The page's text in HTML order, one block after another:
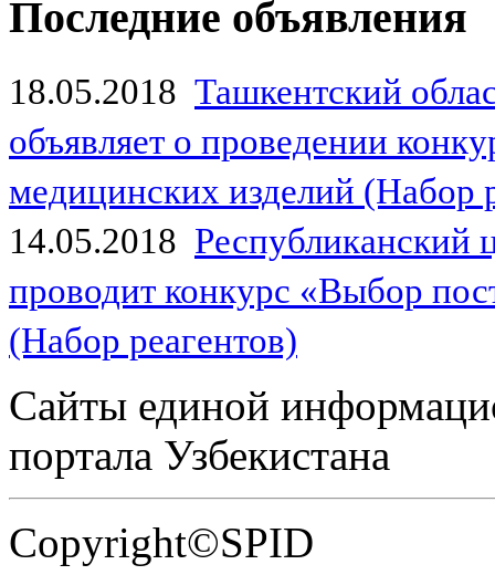
Последние объявления
18.05.2018 Ташкентский
объявляет о проведении
медицинских изделий (Набор
14.05.2018
проводит конкурс «Выбор
(Набор реагентов)
Сайты единой
портала Узбекистана
Copyright©SPID